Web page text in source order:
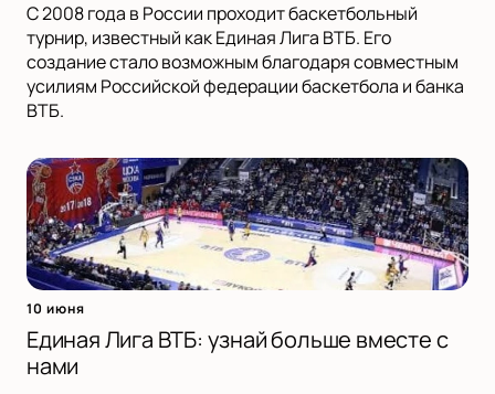
С 2008 года в России проходит баскетбольный
турнир, известный как Единая Лига ВТБ. Его
создание стало возможным благодаря совместным
усилиям Российской федерации баскетбола и банка
ВТБ.
10 июня
Единая Лига ВТБ: узнай больше вместе с
нами